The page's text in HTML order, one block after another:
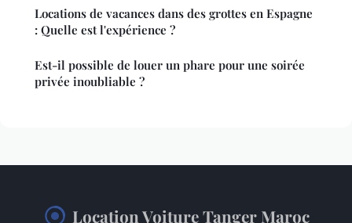
Locations de vacances dans des grottes en Espagne
: Quelle est l'expérience ?
Est-il possible de louer un phare pour une soirée
privée inoubliable ?
Location Voiture Tanger Maroc